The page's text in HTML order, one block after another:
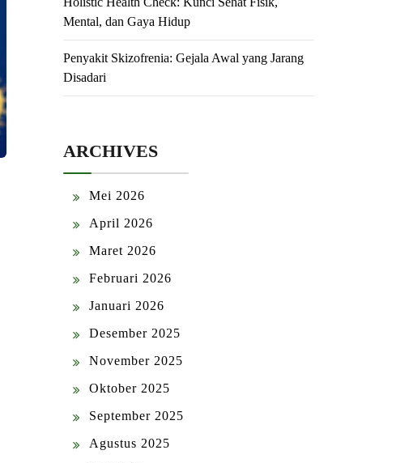
Mental, dan Gaya Hidup
Penyakit Skizofrenia: Gejala Awal yang Jarang
Disadari
ARCHIVES
Mei 2026
April 2026
Maret 2026
Februari 2026
Januari 2026
Desember 2025
November 2025
Oktober 2025
September 2025
Agustus 2025